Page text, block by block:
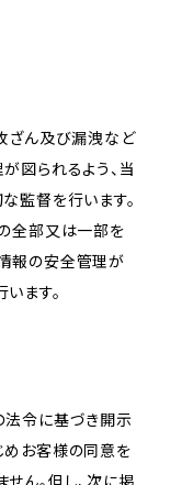
ざん及び漏洩など
図られるよう、当
監督を行います。
全部又は一部を
報の安全管理が
ます。
法令に基づき開示
めお客様の同意を